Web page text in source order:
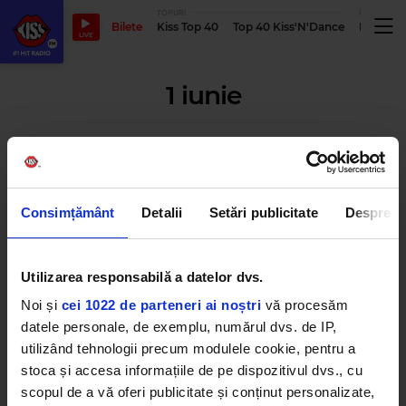
Consimțământ Detalii Setări publicitate Despre
Utilizarea responsabilă a datelor dvs.
Noi și cei 1022 de parteneri ai noștri vă procesăm
datele personale, de exemplu, numărul dvs. de IP,
utilizând tehnologii precum modulele cookie, pentru a
stoca și accesa informațiile de pe dispozitivul dvs., cu
scopul de a vă oferi publicitate și conținut personalizate,
LIVE
Bilete Kiss Top 40 Top 40 Kiss'N'Dance
1 iunie
poze cu ei de când erau copii.
Mai seamănă sau nu?
MIERCURI, 1 IUNIE 2022
Ce mesaje au transmis vedetele
din România de Ziua Copilului:
Smiley, Nicole Cherry, Olivia
Addams și alții
MIERCURI, 1 IUNIE 2022